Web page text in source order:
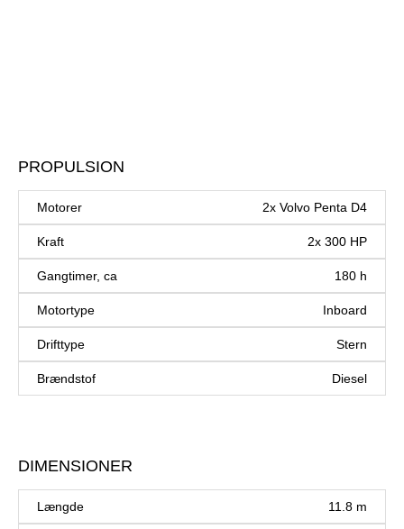
PROPULSION
Motorer 2x Volvo Penta D4
Kraft 2x 300 HP
Gangtimer, ca 180 h
Motortype Inboard
Drifttype Stern
Brændstof Diesel
DIMENSIONER
Længde 11.8 m